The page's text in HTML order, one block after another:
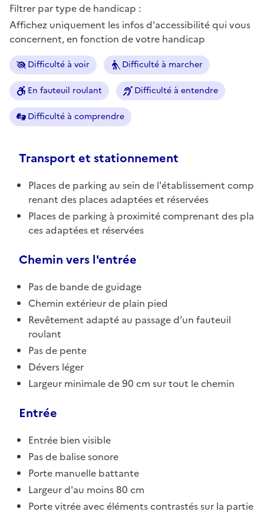
Filtrer par type de handicap :
Affichez uniquement les infos d'accessibilité qui vous
concernent, en fonction de votre handicap
Difficulté à voir Difficulté à marcher
En fauteuil roulant Difficulté à entendre
Difficulté à comprendre
Transport et stationnement
Places de parking au sein de l'établissement comp
renant des places adaptées et réservées
Places de parking à proximité comprenant des pla
ces adaptées et réservées
Chemin vers l'entrée
Pas de bande de guidage
Chemin extérieur de plain pied
Revêtement adapté au passage d’un fauteuil
roulant
Pas de pente
Dévers léger
Largeur minimale de 90 cm sur tout le chemin
Entrée
Entrée bien visible
Pas de balise sonore
Porte manuelle battante
Largeur d'au moins 80 cm
Porte vitrée avec éléments contrastés sur la partie